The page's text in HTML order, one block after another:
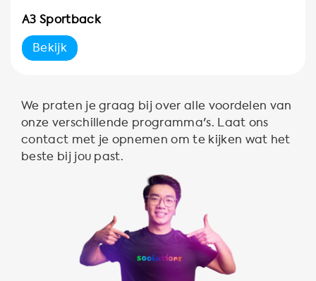
A3 Sportback
Bekijk
We praten je graag bij over alle voordelen van
onze verschillende programma's. Laat ons
contact met je opnemen om te kijken wat het
beste bij jou past.